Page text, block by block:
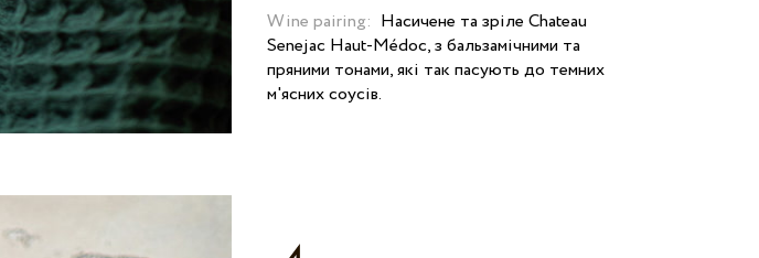
Wine pairing: Насичене та зріле Chateau
Senejac Haut-Médoc, з бальзамічними та
пряними тонами, які так пасують до темних
м'ясних соусів.